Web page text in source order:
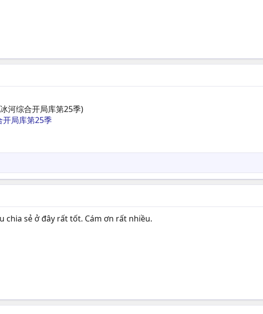
河综合开局库第25季)
开局库第25季
chia sẻ ở đây rất tốt. Cám ơn rất nhiều.